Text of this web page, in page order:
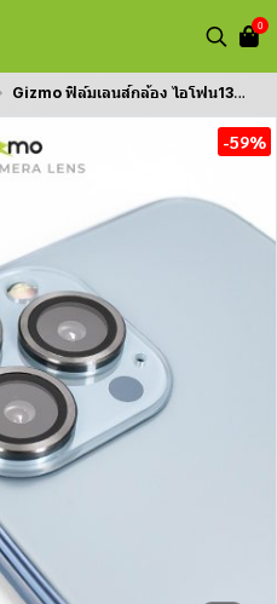
0
Gizmo ฟิล์มเลนส์กล้อง ไอโฟน13 หลากสี อลูมิเนียม iphone13
-59%